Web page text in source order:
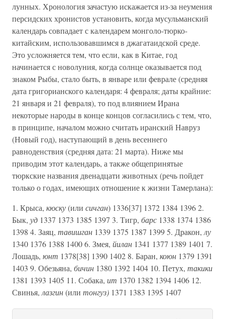
лунных. Хронология зачастую искажается из-за неумения
персидских хронистов установить, когда мусульманский
календарь совпадает с календарем монголо-тюрко-
китайским, использовавшимся в джагатаидской среде.
Это усложняется тем, что если, как в Китае, год
начинается с новолуния, когда солнце оказывается под
знаком Рыбы, стало быть, в январе или феврале (средняя
дата григорианского календаря: 4 февраля; даты крайние:
21 января и 21 февраля), то под влиянием Ирана
некоторые народы в конце концов согласились с тем, что,
в принципе, началом можно считать иранский Навруз
(Новый год), наступающий в день весеннего
равноденствия (средняя дата: 21 марта). Ниже мы
приводим этот календарь, а также общепринятые
тюркские названия двенадцати животных (речь пойдет
только о годах, имеющих отношение к жизни Тамерлана):
1. Крыса, кюску(или сичган) 1336[37] 1372 1384 1396 2.
Бык, уд 1337 1373 1385 1397 3. Тигр, барс 1338 1374 1386
1398 4. Заяц, тавишган 1339 1375 1387 1399 5. Дракон, лу
1340 1376 1388 1400 6. Змея, йилан 1341 1377 1389 1401 7.
Лошадь, юнт 1378[38] 1390 1402 8. Баран, коюн 1379 1391
1403 9. Обезьяна, бичин 1380 1392 1404 10. Петух, такики
1381 1393 1405 11. Собака, ит 1370 1382 1394 1406 12.
Свинья, лазгин(или тонгуз) 1371 1383 1395 1407